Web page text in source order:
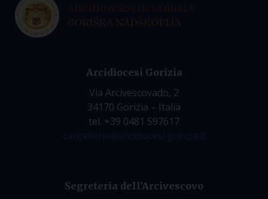
Arcidiocesi Gorizia
Via Arcivescovado, 2
34170 Gorizia – Italia
tel. +39 0481 597617
cancelleria@arcidiocesi.gorizia.it
Segreteria dell’Arcivescovo